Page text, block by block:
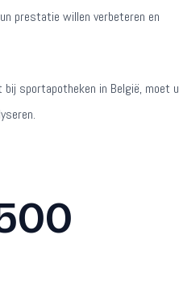
prestatie willen verbeteren en
bij sportapotheken in België, moet u